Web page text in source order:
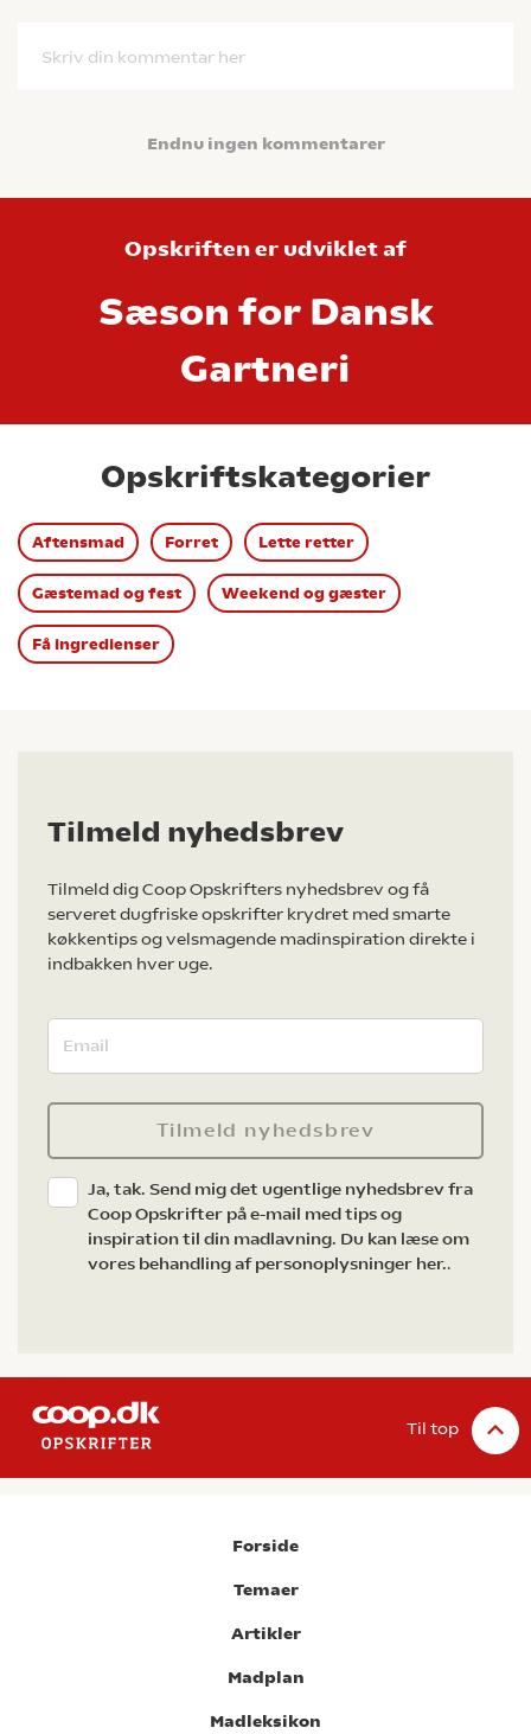
Skriv din kommentar her
Endnu ingen kommentarer
Opskriften er udviklet af
Sæson for Dansk
Gartneri
Opskriftskategorier
Aftensmad Forret Lette retter
Gæstemad og fest Weekend og gæster
Få ingredienser
Tilmeld nyhedsbrev
Tilmeld dig Coop Opskrifters nyhedsbrev og få
serveret dugfriske opskrifter krydret med smarte
køkkentips og velsmagende madinspiration direkte i
indbakken hver uge.
Tilmeld nyhedsbrev
Ja, tak. Send mig det ugentlige nyhedsbrev fra
Coop Opskrifter på e-mail med tips og
inspiration til din madlavning. Du kan læse om
vores behandling af personoplysninger her..
Til top
Forside
Temaer
Artikler
Madplan
Madleksikon